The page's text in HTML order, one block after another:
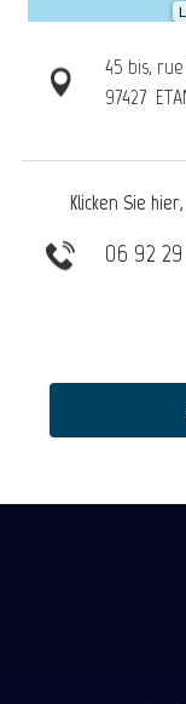
45 bis,
97427
Klicken Sie
06 92